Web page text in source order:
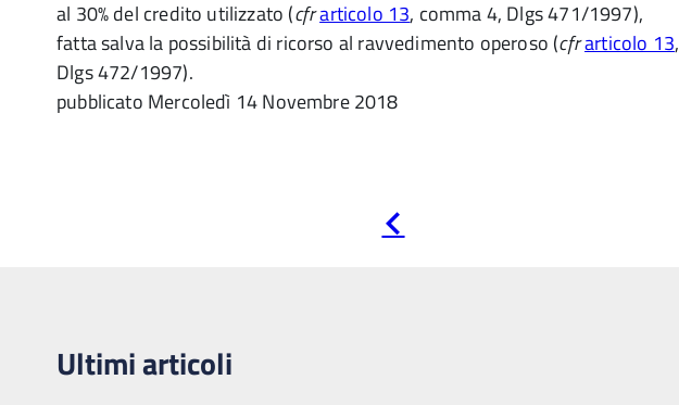
al 30% del credito utilizzato (cfrarticolo 13, comma 4, Dlgs 471/1997),
fatta salva la possibilità di ricorso al ravvedimento operoso (cfrarticolo 13,
Dlgs 472/1997).
pubblicato Mercoledì 14 Novembre 2018
precedente
Ultimi articoli